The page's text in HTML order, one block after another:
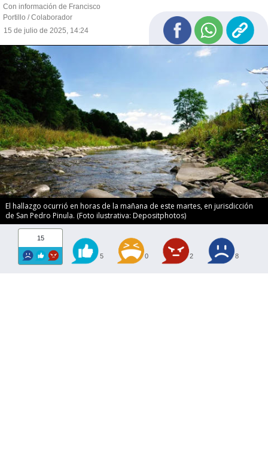
Con información de Francisco
Portillo / Colaborador
15 de julio de 2025, 14:24
El hallazgo ocurrió en horas de la mañana de este martes, en jurisdicción
de San Pedro Pinula. (Foto ilustrativa: Depositphotos)
15
5 0 2 8